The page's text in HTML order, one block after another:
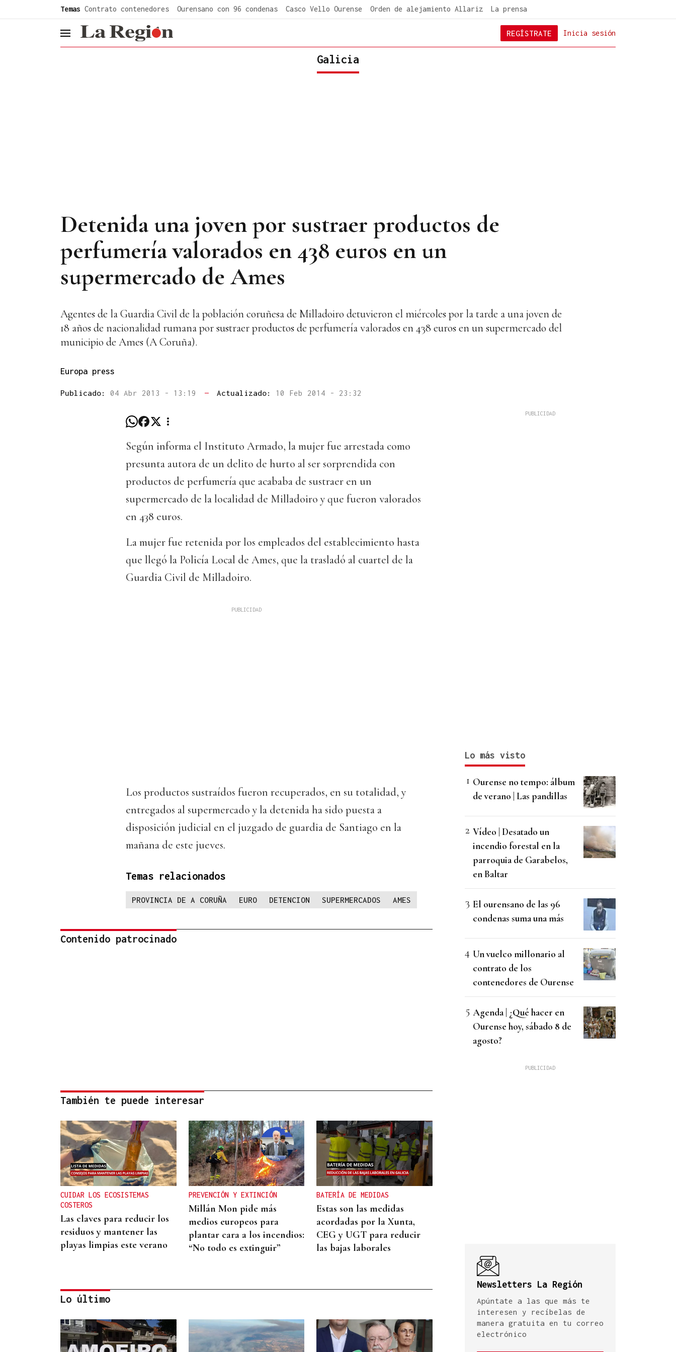
Temas Contrato contenedores Ourensano con 96 condenas Casco Vello Ourense Orden de alejamiento Allariz La prensa
header.menu.open Inicia sesión
REGÍSTRATE
Galicia
Detenida una joven por sustraer productos de
perfumería valorados en 438 euros en un
supermercado de Ames
Agentes de la Guardia Civil de la población coruñesa de Milladoiro detuvieron el miércoles por la tarde a una joven de
18 años de nacionalidad rumana por sustraer productos de perfumería valorados en 438 euros en un supermercado del
municipio de Ames (A Coruña).
Europa press
Publicado: 04 Abr 2013 - 13:19 — Actualizado: 10 Feb 2014 - 23:32
Según informa el Instituto Armado, la mujer fue arrestada como
presunta autora de un delito de hurto al ser sorprendida con
productos de perfumería que acababa de sustraer en un
supermercado de la localidad de Milladoiro y que fueron valorados
en 438 euros.
La mujer fue retenida por los empleados del establecimiento hasta
que llegó la Policía Local de Ames, que la trasladó al cuartel de la
Guardia Civil de Milladoiro.
Los productos sustraídos fueron recuperados, en su totalidad, y
entregados al supermercado y la detenida ha sido puesta a
disposición judicial en el juzgado de guardia de Santiago en la
mañana de este jueves.
Temas relacionados
PROVINCIA DE A CORUÑA EURO DETENCION SUPERMERCADOS AMES
Contenido patrocinado
También te puede interesar
CUIDAR LOS ECOSISTEMAS
COSTEROS
Las claves para reducir los
residuos y mantener las
playas limpias este verano
PREVENCIÓN Y EXTINCIÓN
Millán Mon pide más
medios europeos para
plantar cara a los incendios:
“No todo es extinguir”
BATERÍA DE MEDIDAS
Estas son las medidas
acordadas por la Xunta,
CEG y UGT para reducir
las bajas laborales
DIÁLOGO SOCIAL
Lo último
Lo más visto
Ourense no tempo: álbum
de verano | Las pandillas
Vídeo | Desatado un
incendio forestal en la
parroquia de Garabelos,
en Baltar
El ourensano de las 96
condenas suma una más
Un vuelco millonario al
contrato de los
contenedores de Ourense
Agenda | ¿Qué hacer en
Ourense hoy, sábado 8 de
agosto?
Newsletters La Región
Apúntate a las que más te
interesen y recíbelas de
manera gratuita en tu correo
electrónico